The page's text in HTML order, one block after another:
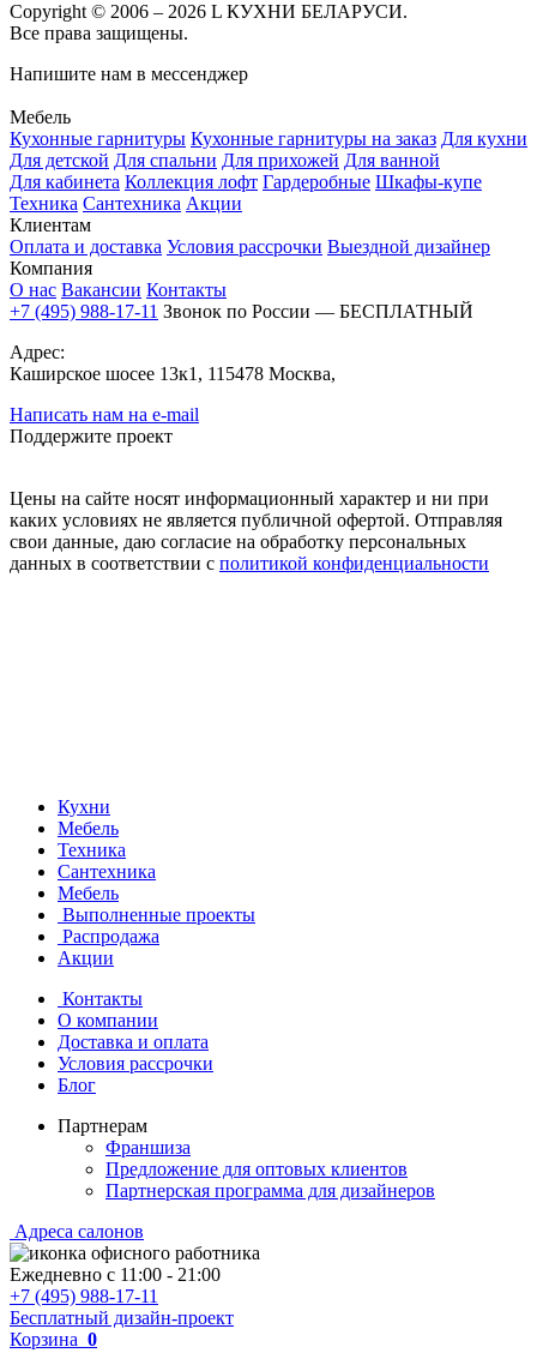
Copyright © 2006 – 2026 L КУХНИ БЕЛАРУСИ.
Все права защищены.
Напишите нам в мессенджер
Мебель
Кухонные гарнитуры Кухонные гарнитуры на заказ Для кухни
Для детской Для спальни Для прихожей Для ванной
Для кабинета Коллекция лофт Гардеробные Шкафы-купе
Техника Сантехника Акции
Клиентам
Оплата и доставка Условия рассрочки Выездной дизайнер
Компания
О нас Вакансии Контакты
+7 (495) 988-17-11 Звонок по России — БЕСПЛАТНЫЙ
Адрес:
Каширское шосее 13к1, 115478 Москва,
Написать нам на e-mail
Поддержите проект
Цены на сайте носят информационный характер и ни при
каких условиях не является публичной офертой. Отправляя
свои данные, даю согласие на обработку персональных
данных в соответствии с политикой конфиденциальности
Кухни
Мебель
Техника
Сантехника
Мебель
Выполненные проекты
Распродажа
Акции
Контакты
О компании
Доставка и оплата
Условия рассрочки
Блог
Партнерам
Франшиза
Предложение для оптовых клиентов
Партнерская программа для дизайнеров
Адреса салонов
Ежедневно с 11:00 - 21:00
+7 (495) 988-17-11
Бесплатный дизайн-проект
Корзина 0